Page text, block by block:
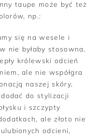
taupe może być też
np.:
się na wesele i
nie byłaby stosowna,
królewski odcień
ale nie współgra
naszej skóry,
do stylizacji
i szczypty
ale złoto nie
odcieni,